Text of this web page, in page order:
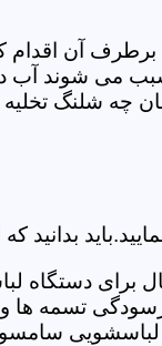
آن اقدام
سبب می شوند
چه شلنگ
بدانید
برای
تسمه ها و